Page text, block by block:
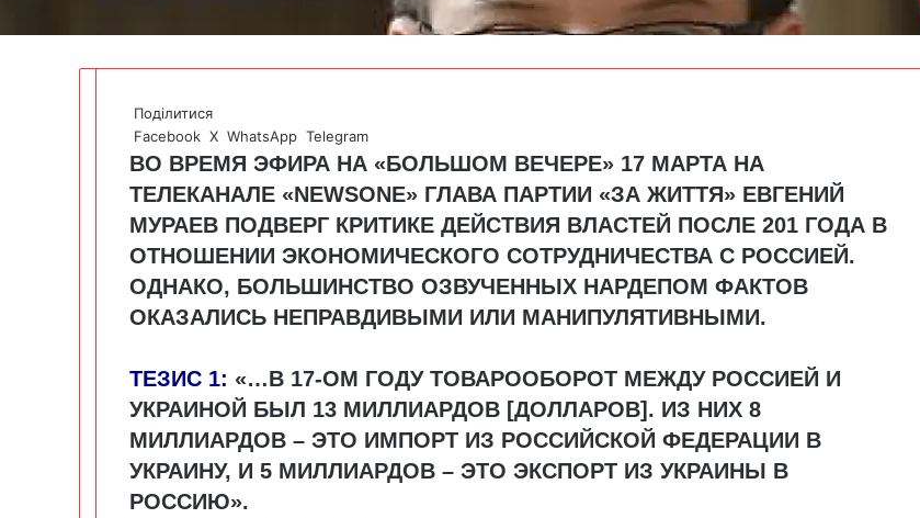
Поділитися
Facebook X WhatsApp Telegram
ВО ВРЕМЯ ЭФИРА НА «БОЛЬШОМ ВЕЧЕРЕ» 17 МАРТА НА
ТЕЛЕКАНАЛЕ «NEWSONE» ГЛАВА ПАРТИИ «ЗА ЖИТТЯ» ЕВГЕНИЙ
МУРАЕВ ПОДВЕРГ КРИТИКЕ ДЕЙСТВИЯ ВЛАСТЕЙ ПОСЛЕ 201 ГОДА В
ОТНОШЕНИИ ЭКОНОМИЧЕСКОГО СОТРУДНИЧЕСТВА С РОССИЕЙ.
ОДНАКО, БОЛЬШИНСТВО ОЗВУЧЕННЫХ НАРДЕПОМ ФАКТОВ
ОКАЗАЛИСЬ НЕПРАВДИВЫМИ ИЛИ МАНИПУЛЯТИВНЫМИ.
ТЕЗИС 1: «…В 17-ОМ ГОДУ ТОВАРООБОРОТ МЕЖДУ РОССИЕЙ И
УКРАИНОЙ БЫЛ 13 МИЛЛИАРДОВ [ДОЛЛАРОВ]. ИЗ НИХ 8
МИЛЛИАРДОВ – ЭТО ИМПОРТ ИЗ РОССИЙСКОЙ ФЕДЕРАЦИИ В
УКРАИНУ, И 5 МИЛЛИАРДОВ – ЭТО ЭКСПОРТ ИЗ УКРАИНЫ В
РОССИЮ».